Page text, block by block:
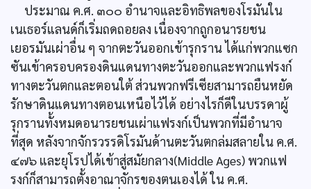
ประมาณ ค.ศ. ๓๐๐ อำนาจและอิทธิพลของโรมันใน
เนเธอร์แลนด์ก็เริ่มถดถอยลง เนื่องจากถูกอนารยชน
เยอรมันเผ่าอื่น ๆ จากตะวันออกเข้ารุกราน ได้แก่พวกแซก
ซันเข้าครอบครองดินแดนทางตะวันออกและพวกแฟรงก์
ทางตะวันตกและตอนใต้ ส่วนพวกฟรีเซียสามารถยืนหยัด
รักษาดินแดนทางตอนเหนือไว้ได้ อย่างไรก็ดีในบรรดาผู้
รุกรานทั้งหมดอนารยชนเผ่าแฟรงก์เป็นพวกที่มีอำนาจ
ที่สุด หลังจากจักรวรรดิโรมันด้านตะวันตกล่มสลายใน ค.ศ.
๔๗๖ และยุโรปได้เข้าสู่สมัยกลาง(Middle Ages) พวกแฟ
รงก์ก็สามารถตั้งอาณาจักรของตนเองได้ ใน ค.ศ.